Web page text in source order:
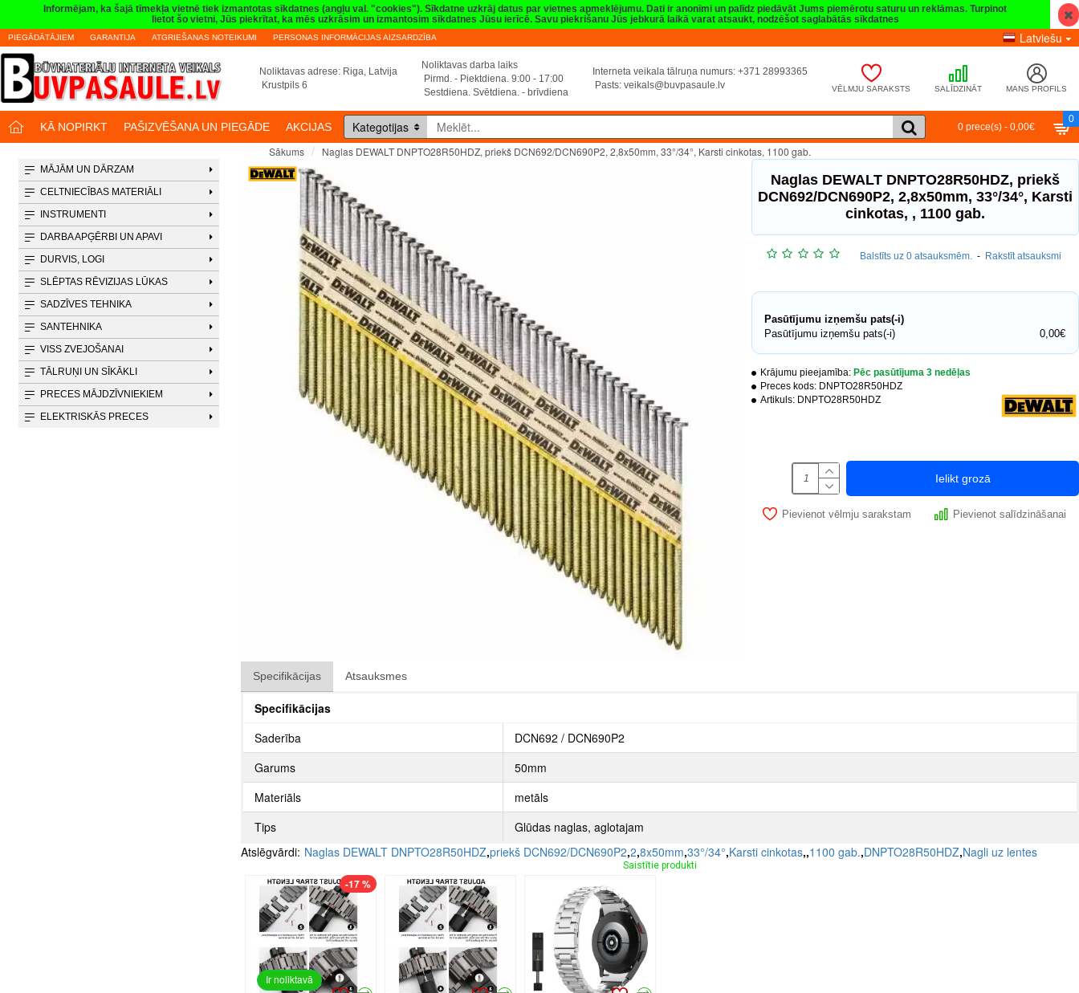
Informējam, ka šajā tīmekļa vietnē tiek izmantotas sīkdatnes (angļu val. "cookies"). Sīkdatne uzkrāj datus par vietnes apmeklējumu. Dati ir anonīmi un palīdz piedāvāt Jums piemērotu saturu un reklāmas. Turpinot
lietot šo vietni, Jūs piekrītat, ka mēs uzkrāsim un izmantosim sīkdatnes Jūsu ierīcē. Savu piekrišanu Jūs jebkurā laikā varat atsaukt, nodzēšot saglabātās sīkdatnes
PIEGĀDĀTĀJIEM GARANTIJA ATGRIEŠANAS NOTEIKUMI PERSONAS INFORMĀCIJAS AIZSARDZĪBA Latviešu
Noliktavas adrese: Riga, Latvija
Krustpils 6
Noliktavas darba laiks
Pirmd. - Piektdiena. 9:00 - 17:00
Sestdiena. Svētdiena. - brīvdiena
Interneta veikala tālruņa numurs: +371 28993365
Pasts: veikals@buvpasaule.lv VĒLMJU SARAKSTS SALĪDZINĀT MANS PROFILS
KĀ NOPIRKT PAŠIZVĒŠANA UN PIEGĀDE AKCIJAS Kategotijas 0 prece(s) - 0,00€
0
Sākums Naglas DEWALT DNPTO28R50HDZ, priekš DCN692/DCN690P2, 2,8x50mm, 33°/34°, Karsti cinkotas, 1100 gab.
MĀJĀM UN DĀRZAM
CELTNIECĪBAS MATERIĀLI
INSTRUMENTI
DARBA APĢĒRBI UN APAVI
DURVIS, LOGI
SLĒPTAS RĒVIZIJAS LŪKAS
SADZĪVES TEHNIKA
SANTEHNIKA
VISS ZVEJOŠANAI
TĀLRUŅI UN SĪKĀKLI
PRECES MĀJDZĪVNIEKIEM
ELEKTRISKĀS PRECES
Naglas DEWALT DNPTO28R50HDZ, priekš
DCN692/DCN690P2, 2,8x50mm, 33°/34°, Karsti
cinkotas, , 1100 gab.
Krājumu pieejamība: Pēc pasūtījuma 3 nedēļas
Preces kods: DNPTO28R50HDZ
Artikuls: DNPTO28R50HDZ
Balstīts uz 0 atsauksmēm. - Rakstīt atsauksmi
Pasūtījumu izņemšu pats(-i)
Pasūtījumu izņemšu pats(-i)
0,00€
Ielikt grozā
Pievienot vēlmju sarakstam Pievienot salīdzināšanai
Specifikācijas Atsauksmes
Specifikācijas
Saderība
DCN692 / DCN690P2
Garums
50mm
Materiāls
metāls
Tips
Glūdas naglas, aglotajam
Atslēgvārdi: Naglas DEWALT DNPTO28R50HDZ,priekš DCN692/DCN690P2,2,8x50mm,33°/34°,Karsti cinkotas,,1100 gab.,DNPTO28R50HDZ,Nagli uz lentes
Saistītie produkti
Ir noliktavā
-17 %